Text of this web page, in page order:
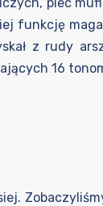
funkcję
z rudy
16